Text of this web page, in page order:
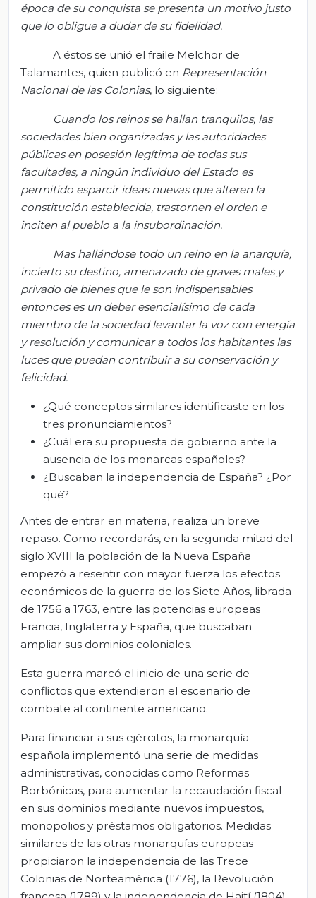
época de su conquista se presenta un motivo justo
que lo obligue a dudar de su fidelidad.
A éstos se unió el fraile Melchor de
Talamantes, quien publicó en Representación
Nacional de las Colonias, lo siguiente:
Cuando los reinos se hallan tranquilos, las
sociedades bien organizadas y las autoridades
públicas en posesión legítima de todas sus
facultades, a ningún individuo del Estado es
permitido esparcir ideas nuevas que alteren la
constitución establecida, trastornen el orden e
inciten al pueblo a la insubordinación.
Mas hallándose todo un reino en la anarquía,
incierto su destino, amenazado de graves males y
privado de bienes que le son indispensables
entonces es un deber esencialísimo de cada
miembro de la sociedad levantar la voz con energía
y resolución y comunicar a todos los habitantes las
luces que puedan contribuir a su conservación y
felicidad.
¿Qué conceptos similares identificaste en los
tres pronunciamientos?
¿Cuál era su propuesta de gobierno ante la
ausencia de los monarcas españoles?
¿Buscaban la independencia de España? ¿Por
qué?
Antes de entrar en materia, realiza un breve
repaso. Como recordarás, en la segunda mitad del
siglo XVIII la población de la Nueva España
empezó a resentir con mayor fuerza los efectos
económicos de la guerra de los Siete Años, librada
de 1756 a 1763, entre las potencias europeas
Francia, Inglaterra y España, que buscaban
ampliar sus dominios coloniales.
Esta guerra marcó el inicio de una serie de
conflictos que extendieron el escenario de
combate al continente americano.
Para financiar a sus ejércitos, la monarquía
española implementó una serie de medidas
administrativas, conocidas como Reformas
Borbónicas, para aumentar la recaudación fiscal
en sus dominios mediante nuevos impuestos,
monopolios y préstamos obligatorios. Medidas
similares de las otras monarquías europeas
propiciaron la independencia de las Trece
Colonias de Norteamérica (1776), la Revolución